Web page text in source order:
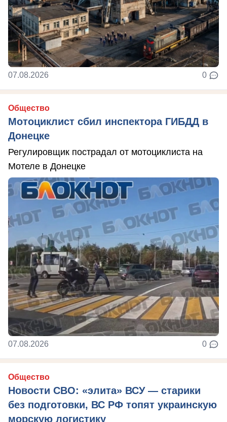
07.08.2026 0
Общество
Мотоциклист сбил инспектора ГИБДД в
Донецке
Регулировщик пострадал от мотоциклиста на
Мотеле в Донецке
07.08.2026 0
Общество
Новости СВО: «элита» ВСУ — старики
без подготовки, ВС РФ топят украинскую
морскую логистику